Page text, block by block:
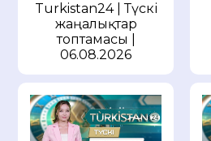
Turkistan24 | Түскі
жаңалықтар
топтамасы |
06.08.2026